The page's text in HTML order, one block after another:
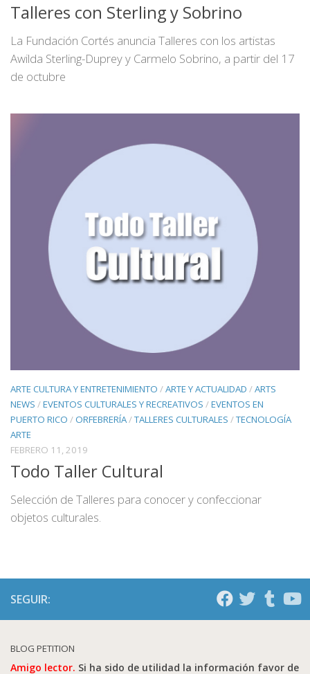
Talleres con Sterling y Sobrino
La Fundación Cortés anuncia Talleres con los artistas
Awilda Sterling-Duprey y Carmelo Sobrino, a partir del 17
de octubre
ARTE CULTURA Y ENTRETENIMIENTO /ARTE Y ACTUALIDAD /ARTS
NEWS /EVENTOS CULTURALES Y RECREATIVOS /EVENTOS EN
PUERTO RICO / ORFEBRERÍA /TALLERES CULTURALES /TECNOLOGÍA
ARTE
FEBRERO 11, 2019
Todo Taller Cultural
Selección de Talleres para conocer y confeccionar
objetos culturales.
SEGUIR:
BLOG PETITION
Amigo lector. Si ha sido de utilidad la información favor de